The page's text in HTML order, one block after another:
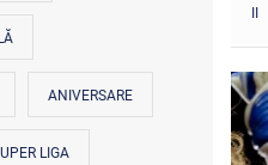
ANIVERSARE
LIGA